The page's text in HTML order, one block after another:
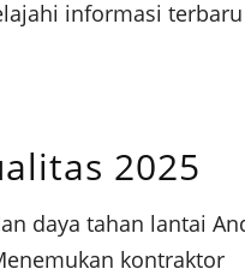
informasi terbaru
2025
daya tahan lantai
kontraktor